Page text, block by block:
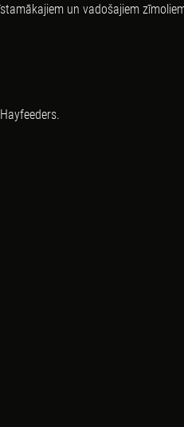
un vadošajiem